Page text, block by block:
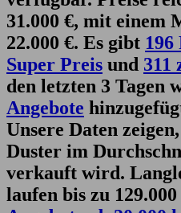
31.000 €, mit einem
22.000 €. Es gibt 196
Super Preis und 311
den letzten 3 Tagen
Angebote
Unsere Daten
Duster im
verkauft wird.
laufen bis zu